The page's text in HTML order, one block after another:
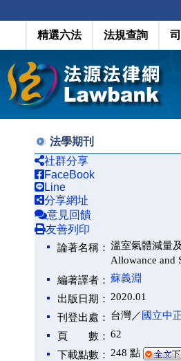
精選六法 法規查詢
法學期刊
社群分享
FaceBook
Line
分享網址
意見回饋
友善列印
論著名稱： 溫室氣體減量
Allowance and
編著譯者： 蘇義淵
出版日期： 2020.01
刊登出處： 台灣／ 國立中
頁 數： 62
下載點數： 248 點